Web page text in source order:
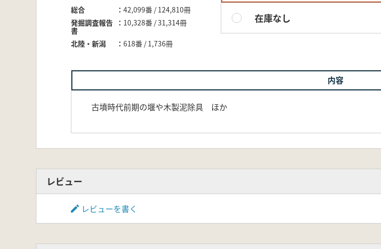
総合
42,099番 / 124,810冊
発掘調査報告
書
10,328番 / 31,314冊
北陸・新潟 618番 / 1,736冊
在庫なし
内容
古墳時代前期の堰や木製泥除具 ほか
レビュー
レビューを書く